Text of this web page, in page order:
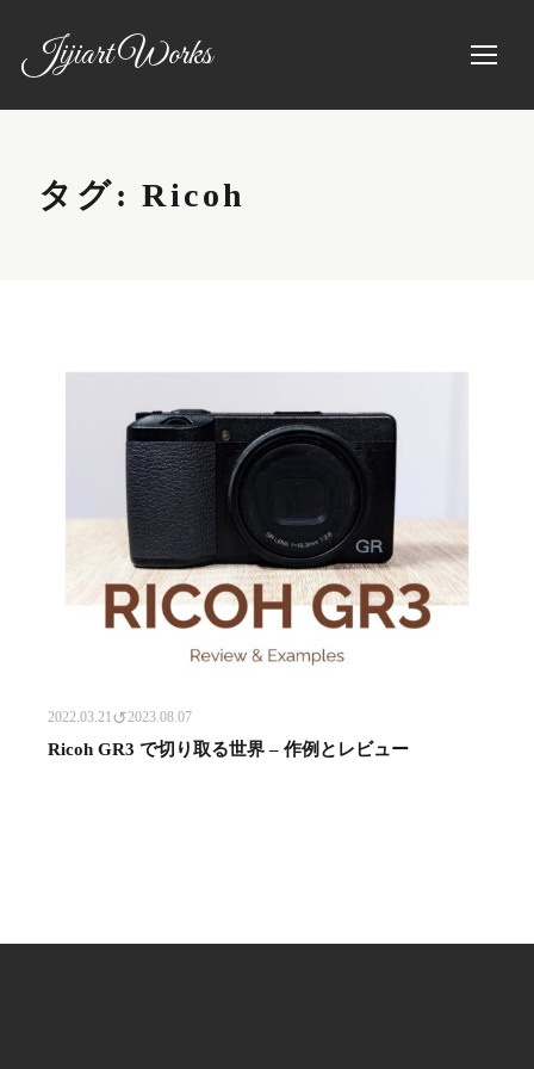
Jijiart Works
タグ:Ricoh
2022.03.21↺2023.08.07
Ricoh GR3 で切り取る世界 – 作例とレビュー